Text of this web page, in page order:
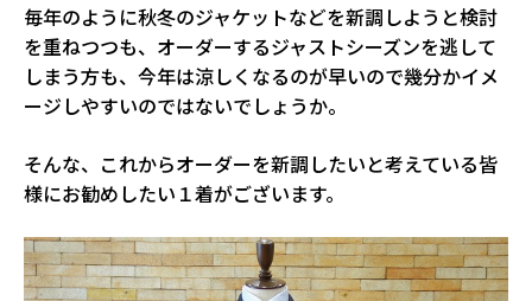
毎年のように秋冬のジャケットなどを新調しようと検討
を重ねつつも、オーダーするジャストシーズンを逃して
しまう方も、今年は涼しくなるのが早いので幾分かイメ
ージしやすいのではないでしょうか。
そんな、これからオーダーを新調したいと考えている皆
様にお勧めしたい１着がございます。